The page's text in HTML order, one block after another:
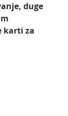
duge
karti za